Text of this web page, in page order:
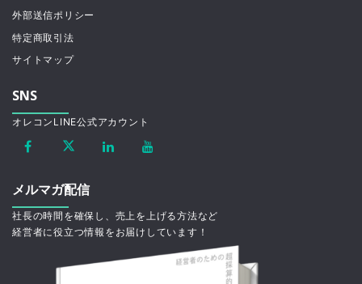
外部送信ポリシー
特定商取引法
サイトマップ
SNS
オレコンLINE公式アカウント
メルマガ配信
社長の時間を確保し、売上を上げる方法など
経営者に役立つ情報をお届けしています！